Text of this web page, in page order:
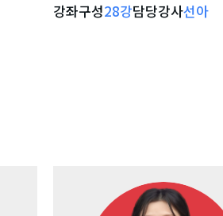
강좌구성28강담당강사선아